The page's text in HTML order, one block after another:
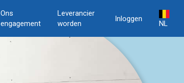
Ons
engagement
Leverancier
worden
Inloggen
NL